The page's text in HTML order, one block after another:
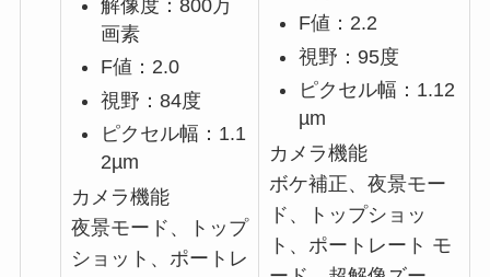
解像度：800万
画素
F値：2.0
視野：84度
ピクセル幅：1.1
2µm
カメラ機能
夜景モード、トップ
ショット、ポートレ
F値：2.2
視野：95度
ピクセル幅：1.12
µm
カメラ機能
ボケ補正、夜景モー
ド、トップショッ
ト、ポートレート モ